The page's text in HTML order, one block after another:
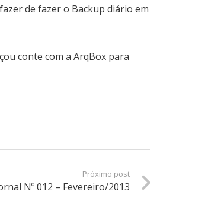
de fazer o Backup diário em
conte com a ArqBox para
Próximo post
Nº 012 – Fevereiro/2013